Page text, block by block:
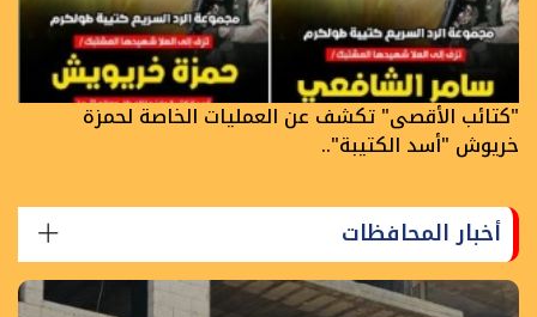
"كتائب الأقصى" تكشف عن العمليات الخاصة لحمزة
خريوش "أسد الكتيبة"..
أخبار المحافظات